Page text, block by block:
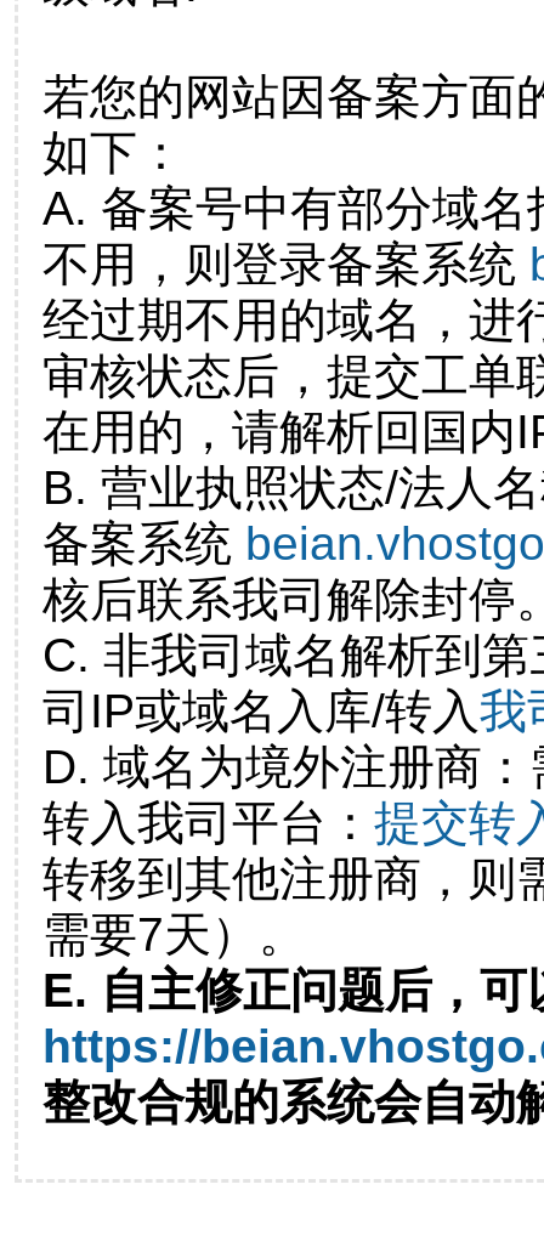
若您的网站因备案方面
如下：
A. 备案号中有部分域
不用，则登录备案系统
经过期不用的域名，进
审核状态后，提交工单
在用的，请解析回国内
B. 营业执照状态/法人
备案系统
核后联系我司解除封停
C. 非我司域名解析到
司IP或域名入库/转入我
D. 域名为境外注册商
转入我司平台： 提交转
转移到其他注册商，则
需要7天）。
E. 自主修正问题后，可
https://
整改合规的系统会自动